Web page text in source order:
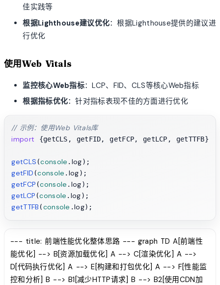
佳实践等
根据Lighthouse建议优化：根据Lighthouse提供的建议进
行优化
使用Web Vitals
监控核心Web指标：LCP、FID、CLS等核心Web指标
根据指标优化：针对指标表现不佳的方面进行优化
// 示例：使用Web Vitals库
import {getCLS, getFID, getFCP, getLCP, getTTFB}
getCLS (console . log
getFID (console . log
getFCP (console . log
getLCP (console . log
getTTFB (console .log
--- title: 前端性能优化整体思路 --- graph TD A[前端性
能优化] --> B[资源加载优化] A --> C[渲染优化] A -->
D[代码执行优化] A --> E[构建和打包优化] A --> F[性能监
控和分析] B --> B1[减少HTTP请求] B --> B2[使用CDN加